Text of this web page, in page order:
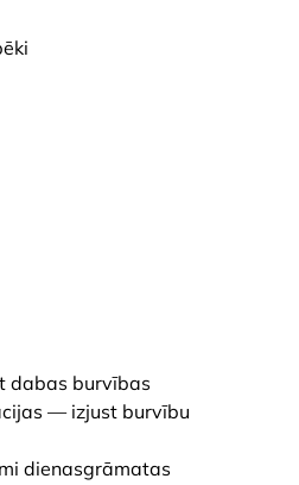
dabas burvības
— izjust burvību
dienasgrāmatas